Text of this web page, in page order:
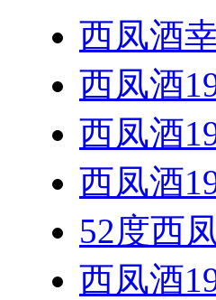
西凤酒
西凤酒
西凤酒
西凤酒
52度西
西凤酒